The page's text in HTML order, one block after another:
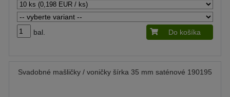
bal. Do košíka
Svadobné mašličky / voničky šírka 35 mm saténové 190195